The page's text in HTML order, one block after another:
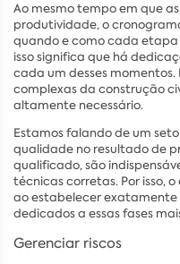
Ao mesmo tempo em que
produtividade, o
quando e como cada
isso significa que há
cada um desses
complexas da construção
altamente necessário.
Estamos falando de um
qualidade no resultado de
qualificado, são
técnicas corretas. Por isso,
ao estabelecer
dedicados a essas fases
Gerenciar riscos